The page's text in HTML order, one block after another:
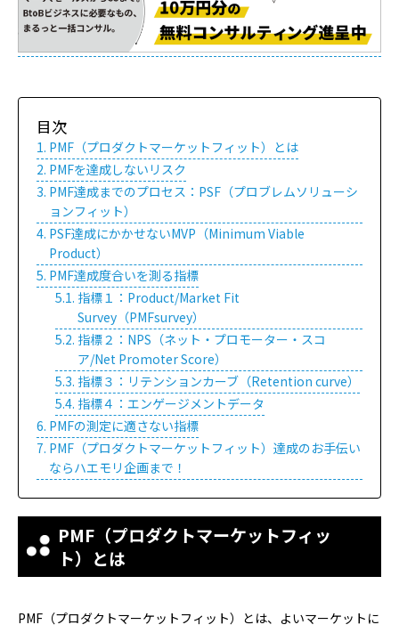
目次
PMF（プロダクトマーケットフィット）とは
PMFを達成しないリスク
PMF達成までのプロセス：PSF（プロブレムソリューシ
ョンフィット）
PSF達成にかかせないMVP（Minimum Viable
Product）
PMF達成度合いを測る指標
指標１：Product/Market Fit
Survey（PMFsurvey）
指標２：NPS（ネット・プロモーター・スコ
ア/Net Promoter Score）
指標３：リテンションカーブ（Retention curve）
指標４：エンゲージメントデータ
PMFの測定に適さない指標
PMF（プロダクトマーケットフィット）達成のお手伝い
ならハエモリ企画まで！
PMF（プロダクトマーケットフィッ
ト）とは
PMF（プロダクトマーケットフィット）とは、よいマーケットに